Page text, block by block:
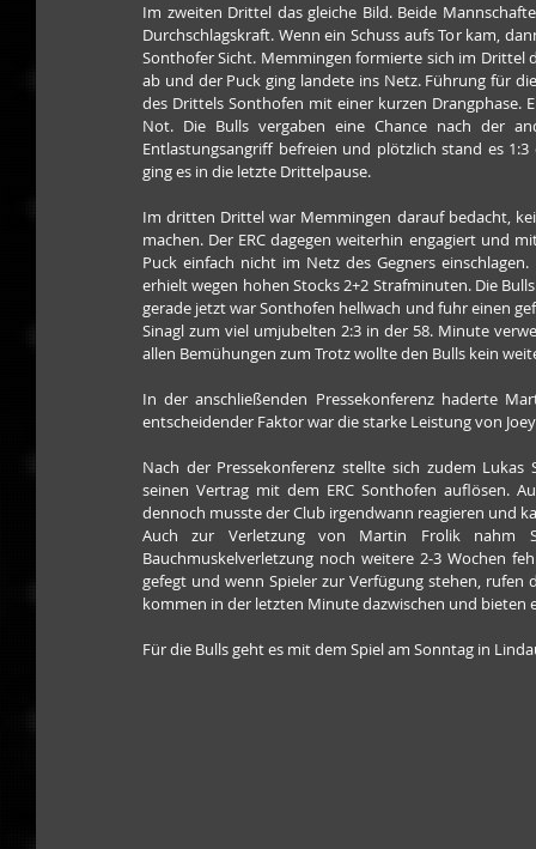
Im zweiten Drittel das gleiche Bild. Beide
Durchschlagskraft. Wenn ein Schuss aufs Tor kam,
Sonthofer Sicht. Memmingen formierte sich im Drittel
ab und der Puck ging landete ins Netz. Führung für
des Drittels Sonthofen mit einer kurzen Drangphase.
Not. Die Bulls vergaben eine Chance nach der
Entlastungsangriff befreien und plötzlich stand es
ging es in die letzte Drittelpause.
Im dritten Drittel war Memmingen darauf bedacht,
machen. Der ERC dagegen weiterhin engagiert und
Puck einfach nicht im Netz des Gegners
erhielt wegen hohen Stocks 2+2 Strafminuten. Die
gerade jetzt war Sonthofen hellwach und fuhr einen
Sinagl zum viel umjubelten 2:3 in der 58. Minute
allen Bemühungen zum Trotz wollte den Bulls kein
In der anschließenden Pressekonferenz haderte
entscheidender Faktor war die starke Leistung von
Nach der Pressekonferenz stellte sich zudem
seinen Vertrag mit dem ERC Sonthofen auflösen.
dennoch musste der Club irgendwann reagieren und
Auch zur Verletzung von Martin Frolik nahm
Bauchmuskelverletzung noch weitere 2-3 Wochen
gefegt und wenn Spieler zur Verfügung stehen,
kommen in der letzten Minute dazwischen und bieten
Für die Bulls geht es mit dem Spiel am Sonntag in